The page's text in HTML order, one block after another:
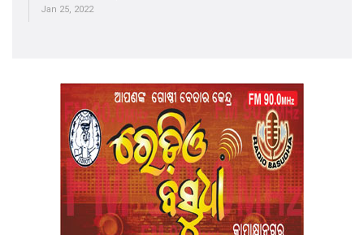
Jan 25, 2022